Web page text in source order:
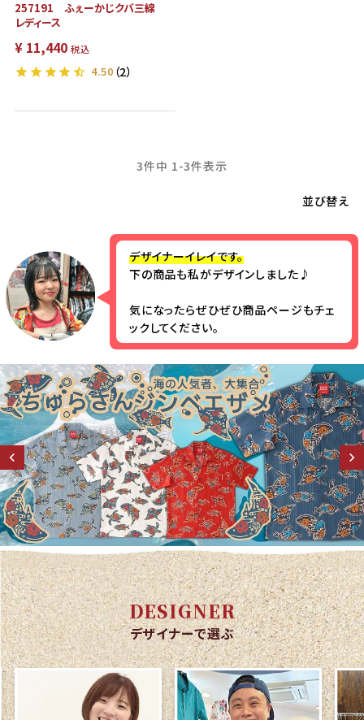
257191 ふぇーかじクバ三線
レディース
¥ 11,440 税込
4.50 （2）
並び替え
3件中 1-3件表示
デザイナーイレイです。
下の商品も私がデザインしました♪
気になったらぜひぜひ商品ページもチェ
ックしてください。
DESIGNER
デザイナーで選ぶ